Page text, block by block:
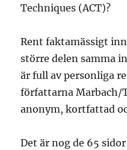
Techniques (ACT)?
Rent faktamässigt
större delen samma
är full av personliga
författarna Marbach/
anonym, kortfattad
Det är nog de 65